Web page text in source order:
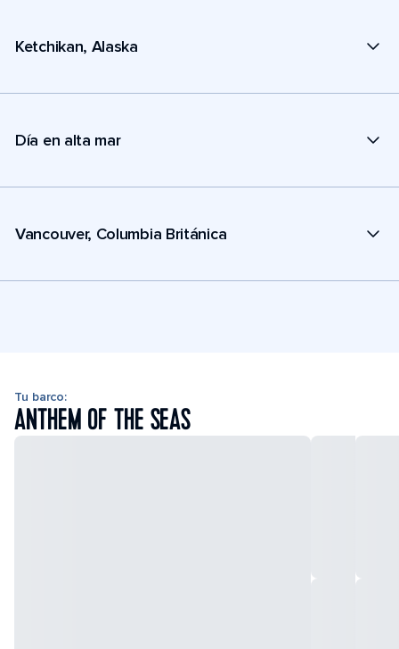
Ketchikan, Alaska
Día en alta mar
Vancouver, Columbia Británica
Tu barco:
ANTHEM OF THE SEAS